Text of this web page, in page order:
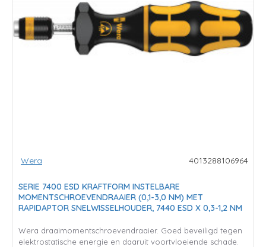
Wera 4013288106964
SERIE 7400 ESD KRAFTFORM INSTELBARE
MOMENTSCHROEVENDRAAIER (0,1-3,0 NM) MET
RAPIDAPTOR SNELWISSELHOUDER, 7440 ESD X 0,3-1,2 NM
Wera draaimomentschroevendraaier. Goed beveiligd tegen
elektrostatische energie en daaruit voortvloeiende schade.